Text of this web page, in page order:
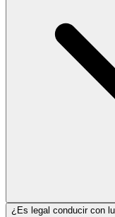
¿Es legal conducir con